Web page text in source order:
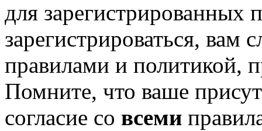
для зарегистрированных
зарегистрироваться, вам
правилами и политикой,
Помните, что ваше
согласие со всеми